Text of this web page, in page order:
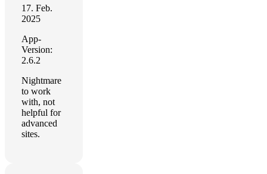
17. Feb.
2025
App-
Version:
2.6.2
Nightmare
to work
with, not
helpful for
advanced
sites.